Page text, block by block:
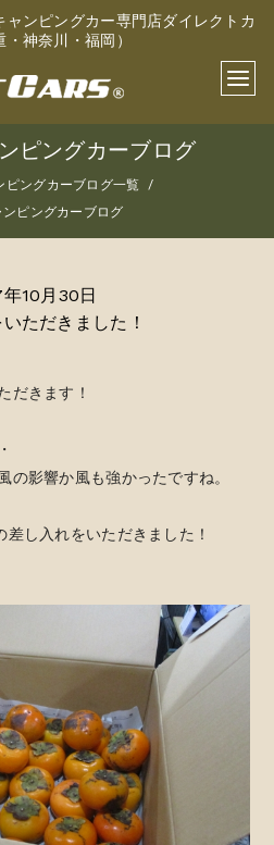
ンピングカー専門店ダイレクトカ
・神奈川・福岡）
ピングカーブログ
ピングカーブログ一覧
ピングカーブログ
10月30日
ただきました！
だきます！
の影響か風も強かったですね。
し入れをいただきました！